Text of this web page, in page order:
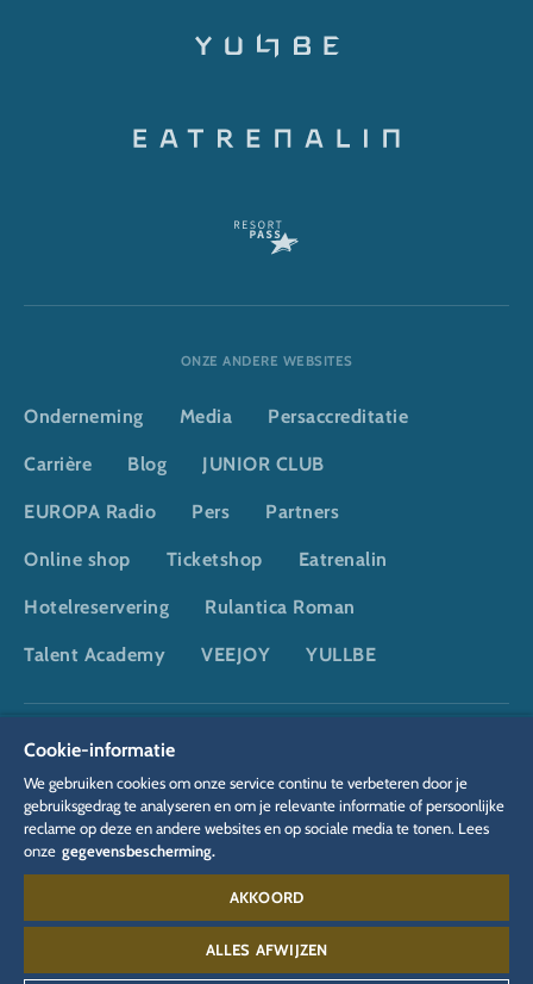
ONZE ANDERE WEBSITES
Onderneming Media Persaccreditatie
Carrière Blog JUNIOR CLUB
EUROPA Radio Pers Partners
Online shop Ticketshop Eatrenalin
Hotelreservering Rulantica Roman
Talent Academy VEEJOY YULLBE
Privacybeleid
Cookie-informatie
We gebruiken cookies om onze service continu te verbeteren door je
gebruiksgedrag te analyseren en om je relevante informatie of persoonlijke
reclame op deze en andere websites en op sociale media te tonen. Lees
onze gegevensbescherming.
AKKOORD
ALLES AFWIJZEN